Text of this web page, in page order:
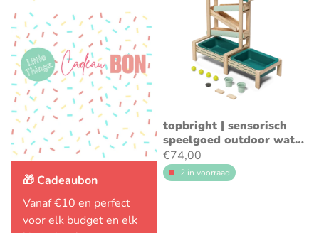
🎁 Cadeaubon
Vanaf €10 en perfect
voor elk budget en elk
topbright | sensorisch
speelgoed outdoor water
track
€74,00
2 in voorraad